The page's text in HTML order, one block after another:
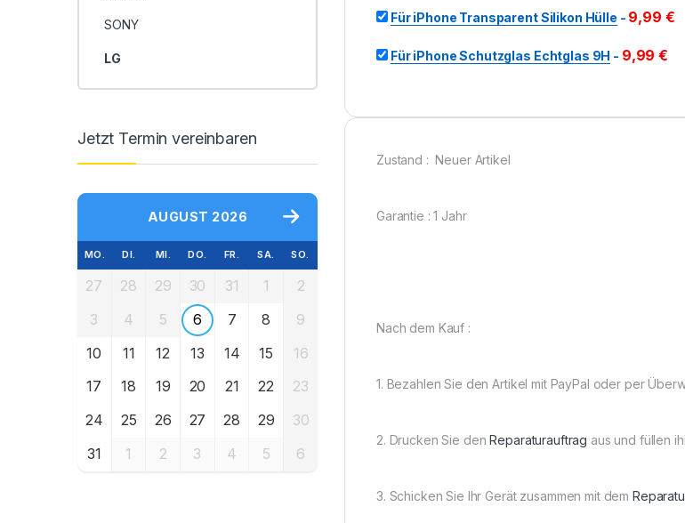
Für iPhone Transparent Silikon Hülle - 9,99 €
Für iPhone Schutzglas Echtglas 9H - 9,99€
Zustand : Neuer Artikel
Garantie : 1 Jahr
Nach dem Kauf :
1. Bezahlen Sie den Artikel mit PayPal oder per
2. Drucken Sie denReparaturauftrag aus und füllen
3. Schicken Sie Ihr Gerät zusammen mit dem
SONY
LG
Jetzt Termin vereinbaren
AUGUST 2026
MO. DI. MI. DO. FR. SA. SO.
27 28 29 30 31 1
2
3
4 5 6 7 8
9
10
11 12 13 14 15
16
17
18 19 20 21 22
23
24
25 26 27 28 29
30
31
1 2 3 4 5 6